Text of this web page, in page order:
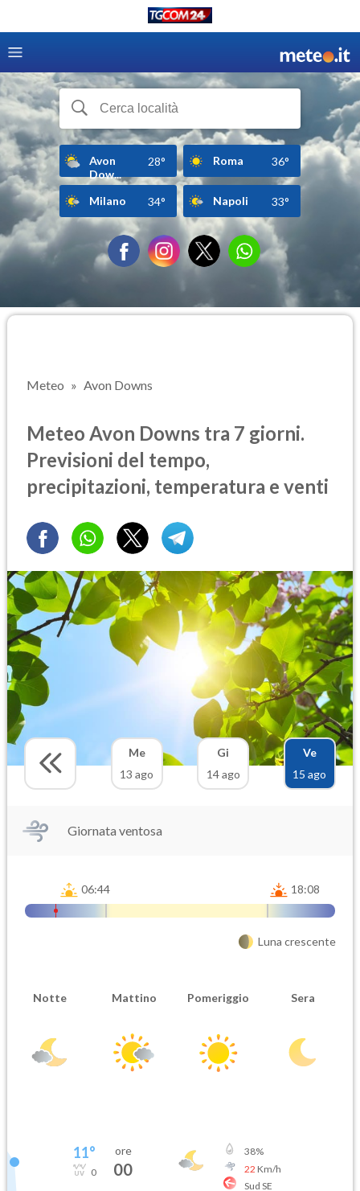
Avon
Dow...
28° Roma 36°
Milano 34° Napoli 33°
Meteo Avon Downs
Meteo Avon Downs tra 7 giorni.
Previsioni del tempo,
precipitazioni, temperatura e venti
Me
13 ago
Gi
14 ago
Ve
15 ago
Giornata ventosa
06:44 18:08
Luna crescente
Notte Mattino Pomeriggio Sera
11°
0
ore
00
38%
22 Km/h
Sud SE